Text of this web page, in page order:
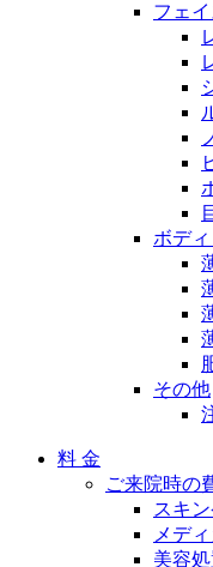
フェ
ボデ
その他
料 金
ご来院時の
スキ
メデ
美容